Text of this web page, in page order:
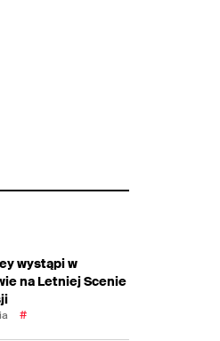
wystąpi w
na Letniej Scenie
#